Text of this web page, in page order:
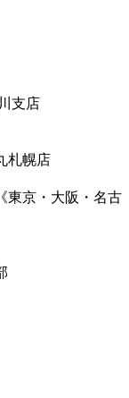
支店
札幌店
東京・大阪・名古